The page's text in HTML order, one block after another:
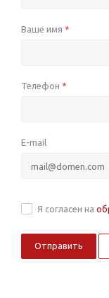
Ваше имя *
Телефон *
E-mail
Я согласен на